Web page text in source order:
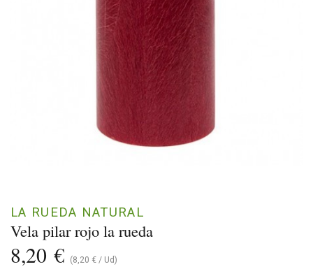
Vela pilar rojo la rueda
LA RUEDA NATURAL
8,20 € (8,20 € / Ud)